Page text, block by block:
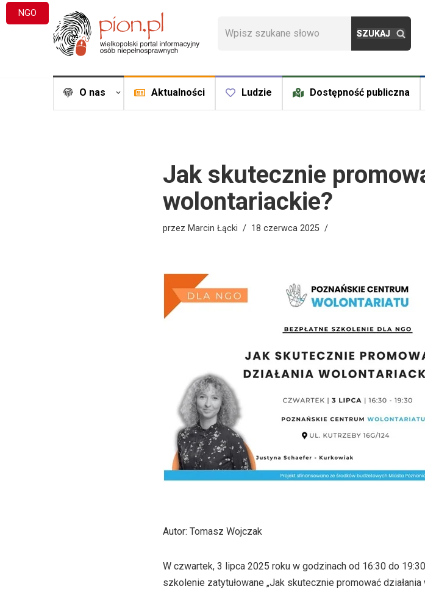
O nas Aktualności Ludzie Dostępność publiczna
Jak skutecznie
wolontariackie?
przez Marcin Łącki 18 czerwca 2025
NGO
Autor: Tomasz Wojczak
W czwartek, 3 lipca 2025 roku w godzinach od 16:30 do
szkolenie zatytułowane „Jak skutecznie promować działania